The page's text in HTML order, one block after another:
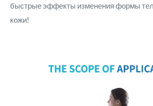
быстрые эффекты изменения формы
кожи!